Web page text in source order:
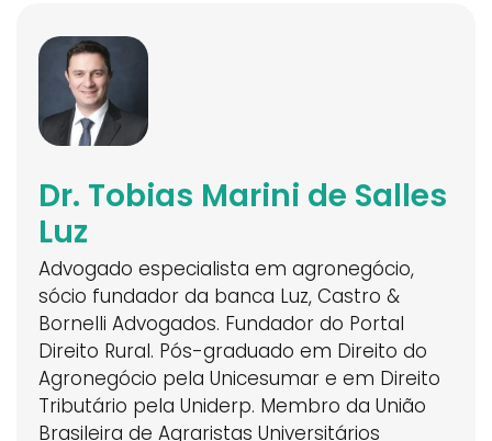
Dr. Tobias Marini de Salles
Luz
Advogado especialista em agronegócio,
sócio fundador da banca Luz, Castro &
Bornelli Advogados. Fundador do Portal
Direito Rural. Pós-graduado em Direito do
Agronegócio pela Unicesumar e em Direito
Tributário pela Uniderp. Membro da União
Brasileira de Agraristas Universitários